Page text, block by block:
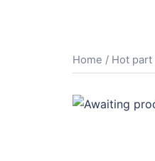
Home / Hot part